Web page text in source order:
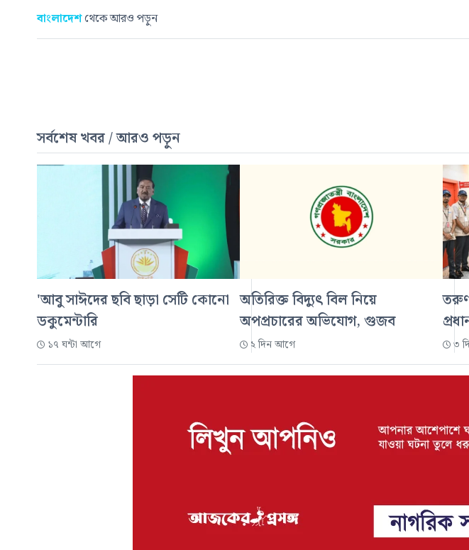
বাংলাদেশথেকে আরও পড়ুন
সর্বশেষ খবর / আরও পড়ুন
'আবু সাঈদের ছবি ছাড়া সেটি কোনো
ডকুমেন্টারি
১৭ ঘন্টা আগে
অতিরিক্ত বিদ্যুৎ বিল নিয়ে
অপপ্রচারের অভিযোগ, গুজব
২ দিন আগে
তরুণ
৩